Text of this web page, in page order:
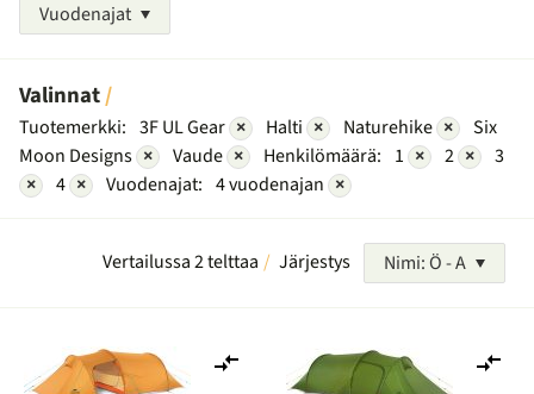
Vuodenajat
Valinnat
Tuotemerkki: 3F UL Gear × Halti × Naturehike ×
Six
Moon Designs × Vaude × Henkilömäärä: 1 × 2 ×
3
×
4 × Vuodenajat: 4 vuodenajan ×
Vertailussa 2 telttaa Järjestys Nimi: Ö - A
vertailuun